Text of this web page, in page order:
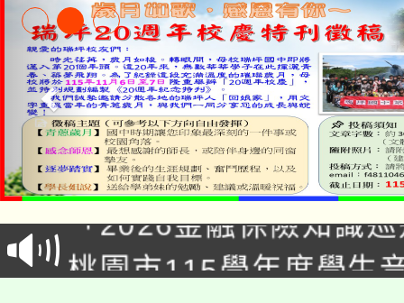
公告本校115學年度第
代理(課)教師甄選結果(
「2026金融保險知識
車」活動
桃園市115學年度學生